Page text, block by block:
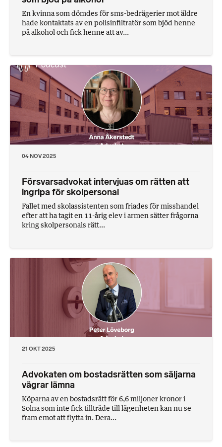
En kvinna som dömdes för sms-bedrägerier mot äldre
hade kontaktats av en polisinfiltratör som bjöd henne
på alkohol och fick henne att av...
04 NOV 2025
Försvarsadvokat intervjuas om rätten att
ingripa för skolpersonal
Fallet med skolassistenten som friades för misshandel
efter att ha tagit en 11-årig elev i armen sätter frågorna
kring skolpersonals rätt...
21 OKT 2025
Advokaten om bostadsrätten som säljarna
vägrar lämna
Köparna av en bostadsrätt för 6,6 miljoner kronor i
Solna som inte fick tillträde till lägenheten kan nu se
fram emot att flytta in. Dera...